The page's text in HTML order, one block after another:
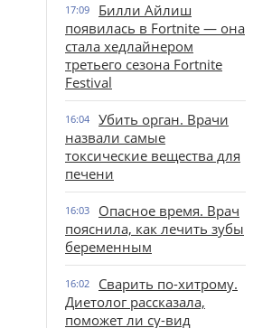
17:09
Билли Айлиш
появилась в Fortnite — она
стала хедлайнером
третьего сезона Fortnite
Festival
16:04
Убить орган. Врачи
назвали самые
токсические вещества для
печени
16:03
Опасное время. Врач
пояснила, как лечить зубы
беременным
16:02
Сварить по-хитрому.
Диетолог рассказала,
поможет ли су-вид